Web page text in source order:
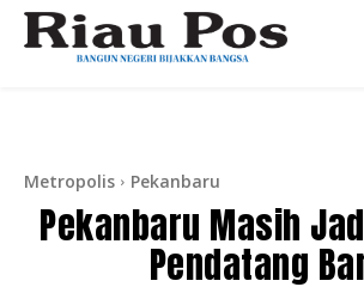
Metropolis Pekanbaru
Pekanbaru Masih
Pendatang